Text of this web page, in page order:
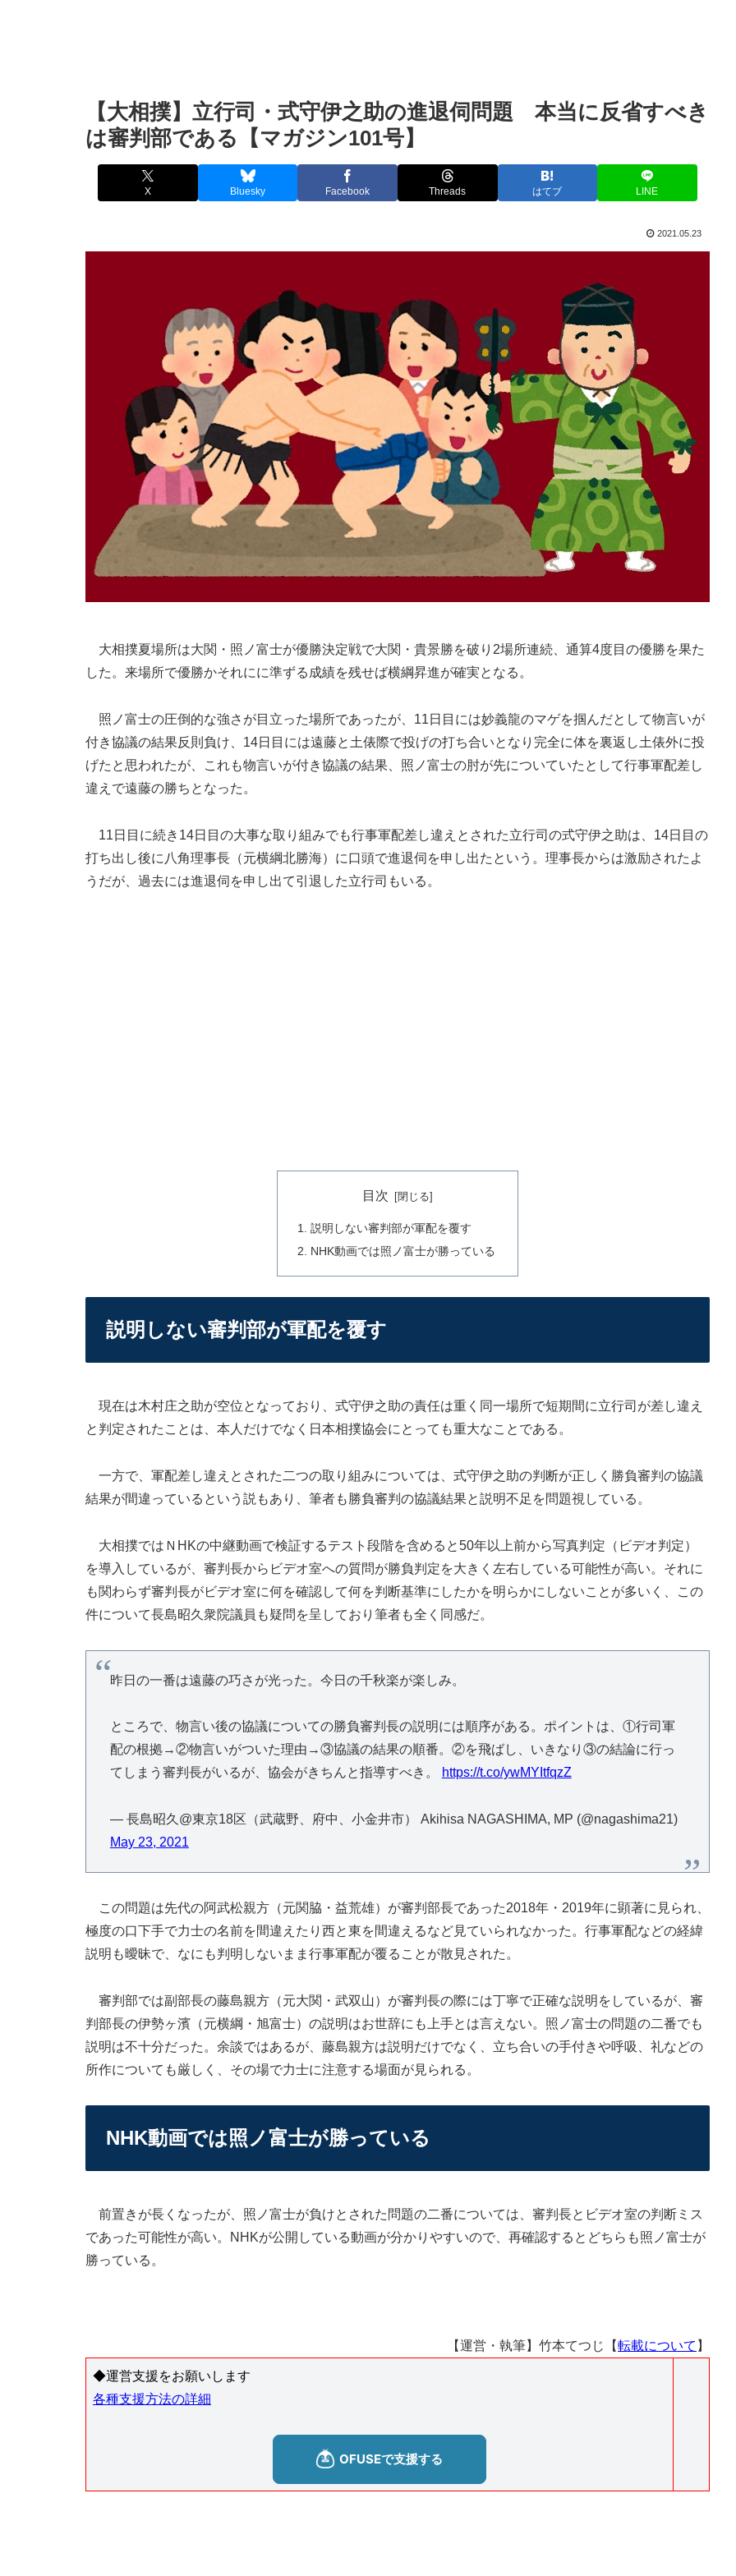
【大相撲】立行司・式守伊之助の進退伺問題 本当に反省すべき
は審判部である【マガジン101号】
X Bluesky Facebook Threads はてブ LINE
2021.05.23
大相撲夏場所は大関・照ノ富士が優勝決定戦で大関・貴景勝を破り2場所連続、通算4度目の優勝を果た
した。来場所で優勝かそれにに準ずる成績を残せば横綱昇進が確実となる。
照ノ富士の圧倒的な強さが目立った場所であったが、11日目には妙義龍のマゲを掴んだとして物言いが
付き協議の結果反則負け、14日目には遠藤と土俵際で投げの打ち合いとなり完全に体を裏返し土俵外に投
げたと思われたが、これも物言いが付き協議の結果、照ノ富士の肘が先についていたとして行事軍配差し
違えで遠藤の勝ちとなった。
11日目に続き14日目の大事な取り組みでも行事軍配差し違えとされた立行司の式守伊之助は、14日目の
打ち出し後に八角理事長（元横綱北勝海）に口頭で進退伺を申し出たという。理事長からは激励されたよ
うだが、過去には進退伺を申し出て引退した立行司もいる。
目次
説明しない審判部が軍配を覆す
NHK動画では照ノ富士が勝っている
説明しない審判部が軍配を覆す
現在は木村庄之助が空位となっており、式守伊之助の責任は重く同一場所で短期間に立行司が差し違え
と判定されたことは、本人だけでなく日本相撲協会にとっても重大なことである。
一方で、軍配差し違えとされた二つの取り組みについては、式守伊之助の判断が正しく勝負審判の協議
結果が間違っているという説もあり、筆者も勝負審判の協議結果と説明不足を問題視している。
大相撲ではＮHKの中継動画で検証するテスト段階を含めると50年以上前から写真判定（ビデオ判定）
を導入しているが、審判長からビデオ室への質問が勝負判定を大きく左右している可能性が高い。それに
も関わらず審判長がビデオ室に何を確認して何を判断基準にしたかを明らかにしないことが多いく、この
件について長島昭久衆院議員も疑問を呈しており筆者も全く同感だ。
昨日の一番は遠藤の巧さが光った。今日の千秋楽が楽しみ。
ところで、物言い後の協議についての勝負審判長の説明には順序がある。ポイントは、①行司軍
配の根拠→②物言いがついた理由→③協議の結果の順番。②を飛ばし、いきなり③の結論に行っ
てしまう審判長がいるが、協会がきちんと指導すべき。
https://t.co/ywMYItfqzZ
— 長島昭久@東京18区（武蔵野、府中、小金井市） Akihisa NAGASHIMA, MP (@nagashima21)
May 23, 2021
この問題は先代の阿武松親方（元関脇・益荒雄）が審判部長であった2018年・2019年に顕著に見られ、
極度の口下手で力士の名前を間違えたり西と東を間違えるなど見ていられなかった。行事軍配などの経緯
説明も曖昧で、なにも判明しないまま行事軍配が覆ることが散見された。
審判部では副部長の藤島親方（元大関・武双山）が審判長の際には丁寧で正確な説明をしているが、審
判部長の伊勢ヶ濱（元横綱・旭富士）の説明はお世辞にも上手とは言えない。照ノ富士の問題の二番でも
説明は不十分だった。余談ではあるが、藤島親方は説明だけでなく、立ち合いの手付きや呼吸、礼などの
所作についても厳しく、その場で力士に注意する場面が見られる。
NHK動画では照ノ富士が勝っている
前置きが長くなったが、照ノ富士が負けとされた問題の二番については、審判長とビデオ室の判断ミス
であった可能性が高い。NHKが公開している動画が分かりやすいので、再確認するとどちらも照ノ富士が
勝っている。
【運営・執筆】竹本てつじ【転載について 】
◆運営支援をお願いします
各種支援方法の詳細